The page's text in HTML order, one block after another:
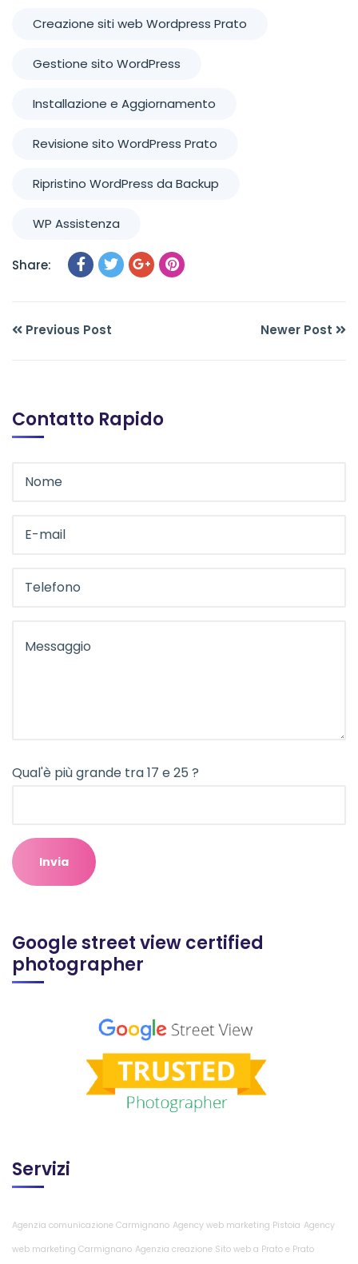
Creazione siti web Wordpress Prato
Gestione sito WordPress
Installazione e Aggiornamento
Revisione sito WordPress Prato
Ripristino WordPress da Backup
WP Assistenza
Share:
Previous Post Newer Post
Contatto Rapido
Qual'è più grande tra 17 e 25 ?
Google street view certified
photographer
Servizi
Agenzia comunicazione Carmignano Agency web marketing Pistoia Agency
web marketing Carmignano Agenzia creazione Sito web a Prato e Prato